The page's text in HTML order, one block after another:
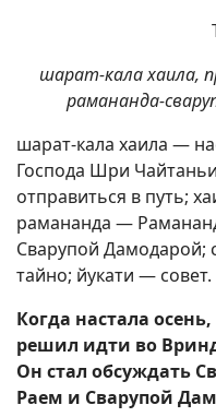
шарат-кала хаила,
рамананда-
шарат-кала хаила —
Господа Шри
отправиться в путь;
рамананда —
Сварупой Дамодарой;
тайно; йукати — совет.
Когда настала
решил идти во
Он стал обсуждать
Раем и Сварупой